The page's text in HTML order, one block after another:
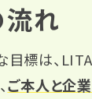
れ
標は、
ご本人と企